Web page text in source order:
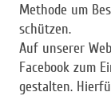
Methode um
schützen.
Auf unserer
Facebook zum
gestalten.